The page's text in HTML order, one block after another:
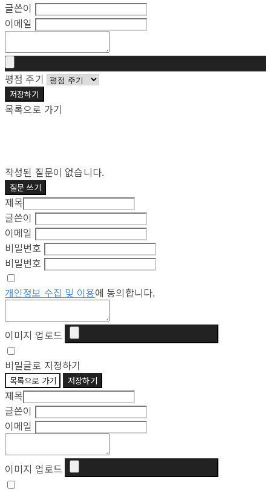
글쓴이
이메일
평점 주기
저장하기
목록으로 가기
작성된 질문이 없습니다.
질문 쓰기
제목
글쓴이
이메일
비밀번호
비밀번호
개인정보 수집 및 이용에 동의합니다.
이미지 업로드
비밀글로 지정하기
목록으로 가기 저장하기
제목
글쓴이
이메일
이미지 업로드